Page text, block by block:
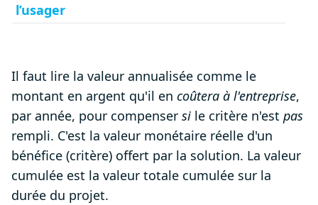
l’usager
Il faut lire la valeur annualisée comme le
montant en argent qu'il en coûtera à l'entreprise,
par année, pour compenser si le critère n'est pas
rempli. C'est la valeur monétaire réelle d'un
bénéfice (critère) offert par la solution. La valeur
cumulée est la valeur totale cumulée sur la
durée du projet.